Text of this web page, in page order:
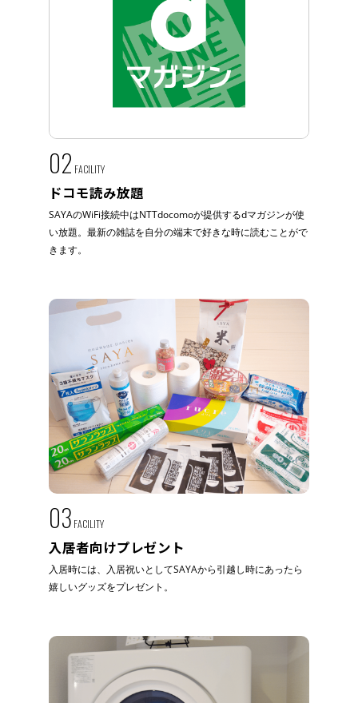
02 FACILITY
ドコモ読み放題
SAYAのWiFi接続中はNTTdocomoが提供するdマガジンが使
い放題。最新の雑誌を自分の端末で好きな時に読むことがで
きます。
03 FACILITY
入居者向けプレゼント
入居時には、入居祝いとしてSAYAから引越し時にあったら
嬉しいグッズをプレゼント。